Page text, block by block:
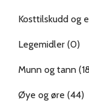
Kosttilskudd og
Legemidler (0)
Munn og tann
Øye og øre (44)